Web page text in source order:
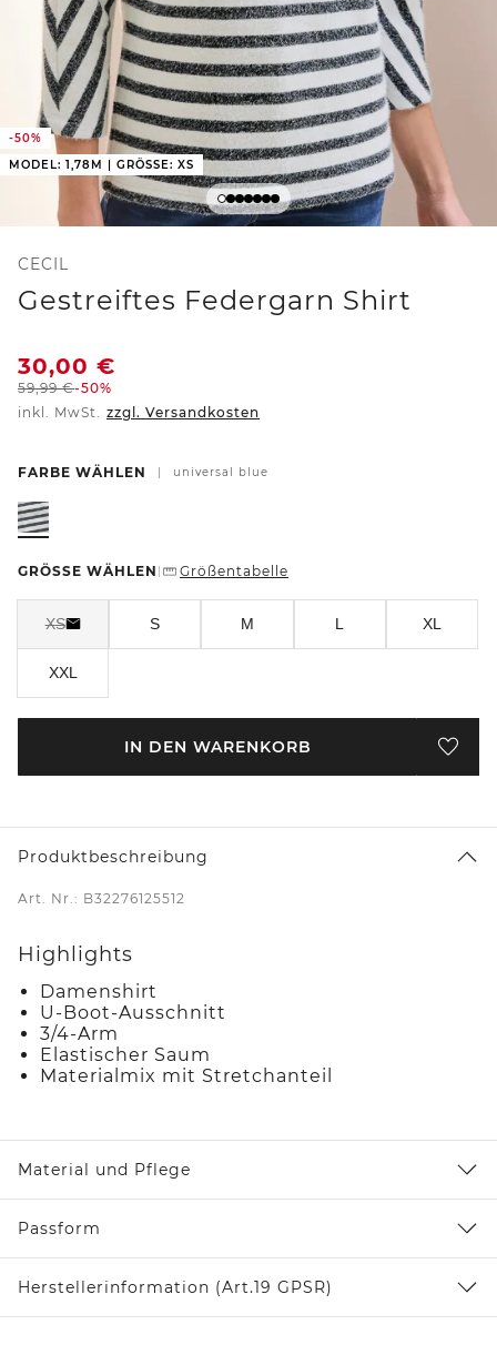
-50%
MODEL: 1,78M | GRÖSSE: XS
CECIL
Gestreiftes Federgarn Shirt
30,00 €
59,99€-50%
inkl. MwSt. zzgl. Versandkosten
FARBE WÄHLEN universal blue
GRÖSSE WÄHLEN Größentabelle
XS S M L XL
XXL
IN DEN WARENKORB
Produktbeschreibung
Art. Nr.: B32276125512
Highlights
Damenshirt
U-Boot-Ausschnitt
3/4-Arm
Elastischer Saum
Materialmix mit Stretchanteil
Material und Pflege
Passform
Herstellerinformation (Art.19 GPSR)